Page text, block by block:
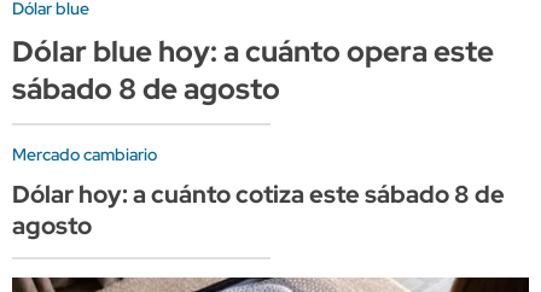
Dólar blue
Dólar blue hoy: a cuánto opera este
sábado 8 de agosto
Mercado cambiario
Dólar hoy: a cuánto cotiza este sábado 8 de
agosto